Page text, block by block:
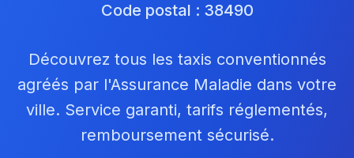
Code postal : 38490
Découvrez tous les taxis conventionnés
agréés par l'Assurance Maladie dans votre
ville. Service garanti, tarifs réglementés,
remboursement sécurisé.